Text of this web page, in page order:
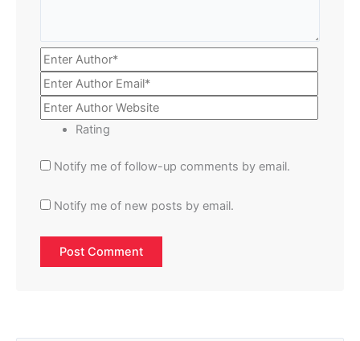
Rating
Notify me of follow-up comments by email.
Notify me of new posts by email.